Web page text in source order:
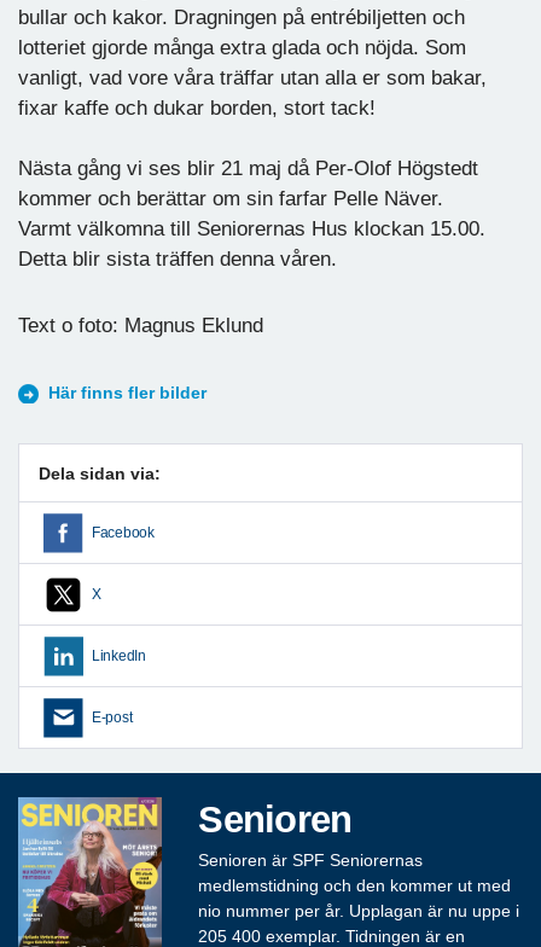
bullar och kakor. Dragningen på entrébiljetten och
lotteriet gjorde många extra glada och nöjda. Som
vanligt, vad vore våra träffar utan alla er som bakar,
fixar kaffe och dukar borden, stort tack!
Nästa gång vi ses blir 21 maj då Per-Olof Högstedt
kommer och berättar om sin farfar Pelle Näver.
Varmt välkomna till Seniorernas Hus klockan 15.00.
Detta blir sista träffen denna våren.
Text o foto: Magnus Eklund
Här finns fler bilder
Dela sidan via:
Facebook
X
LinkedIn
E-post
Senioren
Senioren är SPF Seniorernas
medlemstidning och den kommer ut med
nio nummer per år. Upplagan är nu uppe i
205 400 exemplar. Tidningen är en